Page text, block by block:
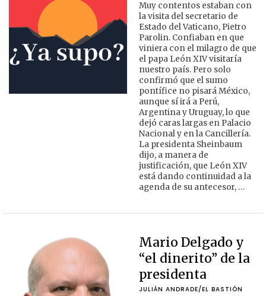
Muy contentos estaban con
la visita del secretario de
Estado del Vaticano, Pietro
Parolin. Confiaban en que
viniera con el milagro de que
el papa León XIV visitaría
nuestro país. Pero solo
confirmó que el sumo
pontífice no pisará México,
aunque sí irá a Perú,
Argentina y Uruguay, lo que
dejó caras largas en Palacio
Nacional y en la Cancillería.
La presidenta Sheinbaum
dijo, a manera de
justificación, que León XIV
está dando continuidad a la
agenda de su antecesor, …
Mario Delgado y
“el dinerito” de la
presidenta
JULIÁN ANDRADE/EL BASTIÓN